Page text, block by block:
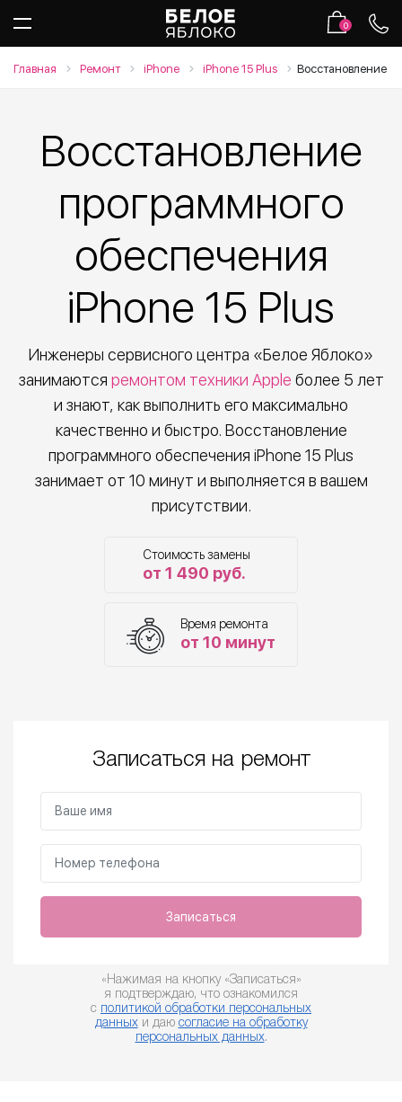
0
Главная Ремонт iPhone iPhone 15 Plus Восстановление
Восстановление
программного
обеспечения
iPhone 15 Plus
Инженеры сервисного центра «Белое Яблоко»
занимаются ремонтом техники Apple более 5 лет
и знают, как выполнить его максимально
качественно и быстро. Восстановление
программного обеспечения iPhone 15 Plus
занимает от 10 минут и выполняется в вашем
присутствии.
Стоимость замены
от 1 490 руб.
Время ремонта
от 10 минут
Записаться на ремонт
Записаться
«Нажимая на кнопку «Записаться»
я подтверждаю, что ознакомился
с политикой обработки персональных
данныхи даю согласие на обработку
персональных данных.